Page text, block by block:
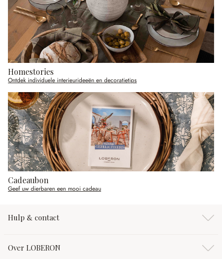
Homestories
Ontdek individuele interieurideeën en decoratietips
Cadeaubon
Geef uw dierbaren een mooi cadeau
Hulp & contact
Over LOBERON